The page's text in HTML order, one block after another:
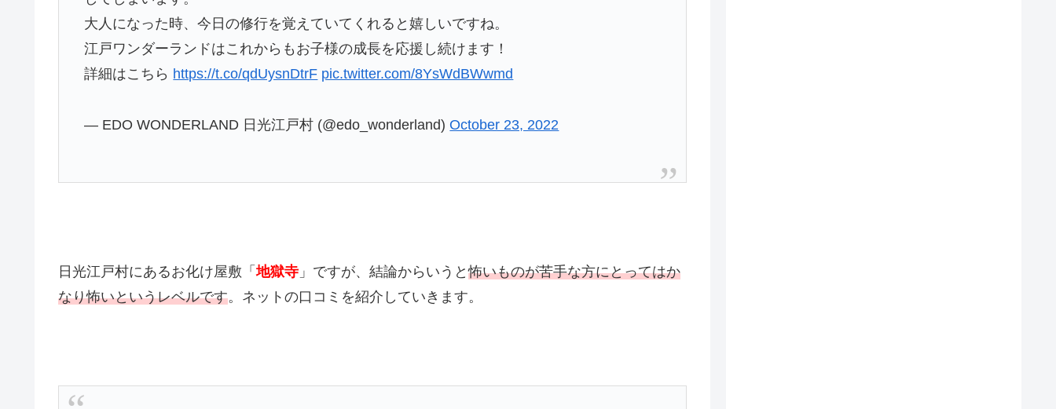
大人になった時、今日の修行を覚えていてくれると嬉しいですね。
江戸ワンダーランドはこれからもお子様の成長を応援し続けます！
詳細はこちら https://t.co/qdUysnDtrF pic.twitter.com/8YsWdBWwmd
— EDO WONDERLAND 日光江戸村 (@edo_wonderland)October 23, 2022
日光江戸村にあるお化け屋敷「地獄寺 」ですが、結論からいうと怖いものが苦手な方にとってはか
なり怖いというレベルです。ネットの口コミを紹介していきます。